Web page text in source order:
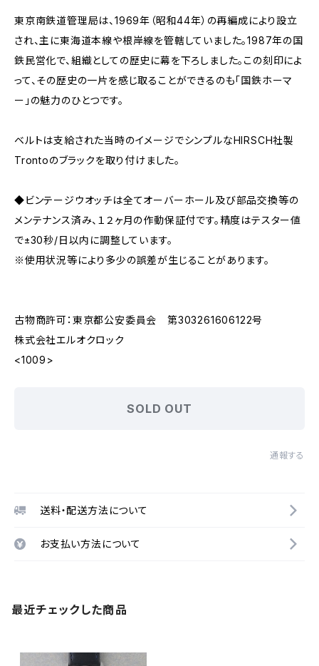
東京南鉄道管理局は、1969年（昭和44年）の再編成により設立
され、主に東海道本線や根岸線を管轄していました。1987年の国
鉄民営化で、組織としての歴史に幕を下ろしました。この刻印によ
って、その歴史の一片を感じ取ることができるのも「国鉄ホーマ
ー」の魅力のひとつです。
ベルトは支給された当時のイメージでシンプルなHIRSCH社製
Trontoのブラックを取り付けました。
◆ビンテージウオッチは全てオーバーホール及び部品交換等の
メンテナンス済み、１２ヶ月の作動保証付です。精度はテスター値
で±30秒/日以内に調整しています。
※使用状況等により多少の誤差が生じることがあります。
古物商許可：東京都公安委員会 第303261606122号
株式会社エルオクロック
<1009>
SOLD OUT
通報する
送料・配送方法について
お支払い方法について
最近チェックした商品